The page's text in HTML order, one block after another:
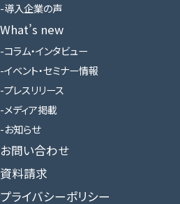
導入企業の声
What’s new
コラム・インタビュー
イベント・セミナー情報
プレスリリース
メディア掲載
お知らせ
お問い合わせ
資料請求
プライバシーポリシー